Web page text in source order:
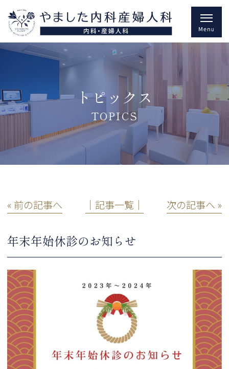
トピックス
TOPICS
« 前の記事へ │記事一覧│ 次の記事へ »
年末年始休診のお知らせ